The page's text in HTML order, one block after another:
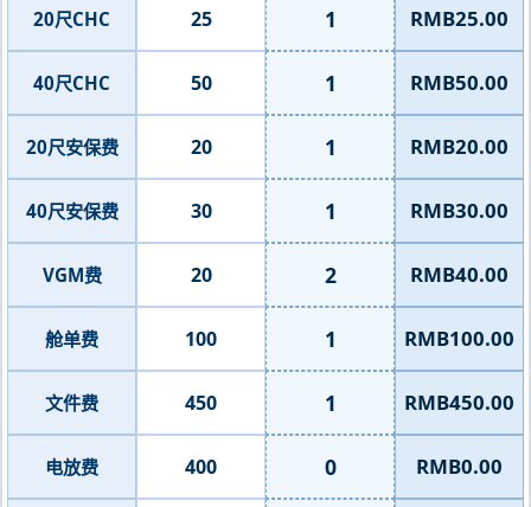
20尺CHC 25 1 RMB25.00
40尺CHC 50 1 RMB50.00
20尺安保费 20 1 RMB20.00
40尺安保费 30 1 RMB30.00
VGM费 20 2 RMB40.00
舱单费 100 1 RMB100.00
文件费 450 1 RMB450.00
电放费 400 0 RMB0.00